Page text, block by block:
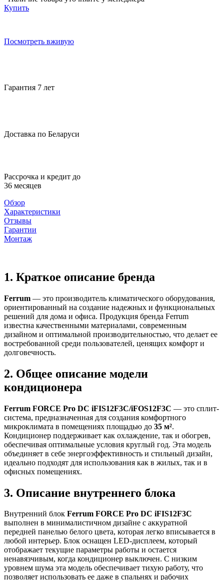
Купить
Посмотреть вживую
Гарантия 7 лет
Доставка по Беларуси
Рассрочка и кредит до
36 месяцев
Обзор
Характеристики
Отзывы
Гарантии
Монтаж
1. Краткое описание бренда
Ferrum — это производитель климатического оборудования,
ориентированный на создание надежных и функциональных
решений для дома и офиса. Продукция бренда Ferrum
известна качественными материалами, современным
дизайном и оптимальной производительностью, что делает ее
востребованной среди пользователей, ценящих комфорт и
долговечность.
2. Общее описание модели
кондиционера
Ferrum FORCE Pro DC iFIS12F3C/iFOS12F3C — это сплит-
система, предназначенная для создания комфортного
микроклимата в помещениях площадью до 35 м².
Кондиционер поддерживает как охлаждение, так и обогрев,
обеспечивая оптимальные условия круглый год. Эта модель
объединяет в себе энергоэффективность и стильный дизайн,
идеально подходят для использования как в жилых, так и в
офисных помещениях.
3. Описание внутреннего блока
Внутренний блок Ferrum FORCE Pro DC iFIS12F3C
выполнен в минималистичном дизайне с аккуратной
передней панелью белого цвета, которая легко вписывается в
любой интерьер. Блок оснащен LED-дисплеем, который
отображает текущие параметры работы и остается
ненавязчивым, когда кондиционер выключен. С низким
уровнем шума эта модель обеспечивает тихую работу, что
позволяет использовать ее даже в спальнях и рабочих